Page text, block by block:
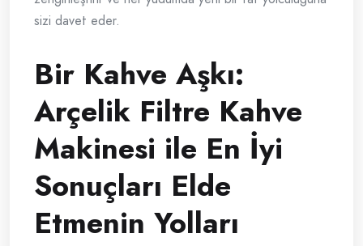
sizi davet eder.
Bir Kahve Aşkı:
Arçelik Filtre Kahve
Makinesi ile En İyi
Sonuçları Elde
Etmenin Yolları